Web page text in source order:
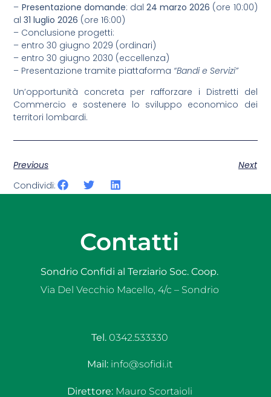
– Presentazione domande: dal24 marzo 2026 (ore 10:00)
al31 luglio 2026 (ore 16:00)
– Conclusione progetti:
– entro 30 giugno 2029 (ordinari)
– entro 30 giugno 2030 (eccellenza)
– Presentazione tramite piattaforma “Bandi e Servizi”
Un’opportunità concreta per rafforzare i Distretti del
Commercio e sostenere lo sviluppo economico dei
territori lombardi.
Previous
Next
Condividi:
Contatti
Sondrio Confidi al Terziario Soc. Coop.
Via Del Vecchio Macello, 4/c – Sondrio
Tel.0342.533330
Mail: info@sofidi.it
Direttore: Mauro Scortaioli